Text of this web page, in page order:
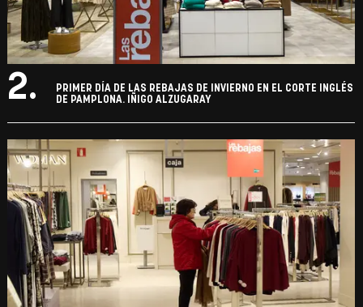
2.
PRIMER DÍA DE LAS REBAJAS DE INVIERNO EN EL CORTE INGLÉS
DE PAMPLONA. IÑIGO ALZUGARAY